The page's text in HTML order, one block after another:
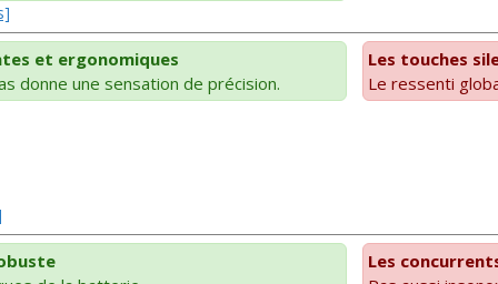
et ergonomiques
donne une sensation de précision.
Les touches
Le ressenti
Les